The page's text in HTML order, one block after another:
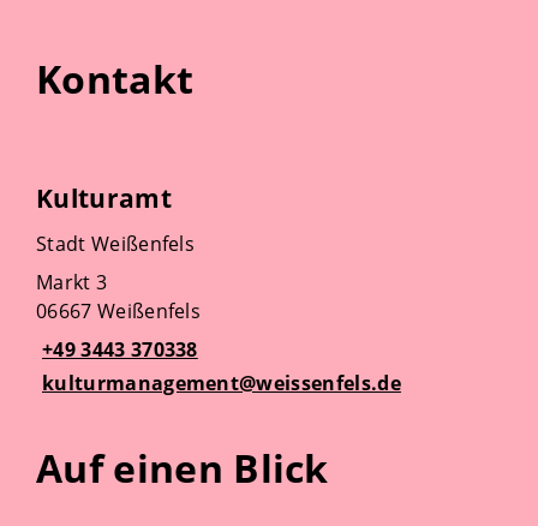
Kontakt
Kulturamt
Stadt Weißenfels
Markt 3
06667 Weißenfels
+49 3443 370338
kulturmanagement@weissenfels.de
Auf einen Blick